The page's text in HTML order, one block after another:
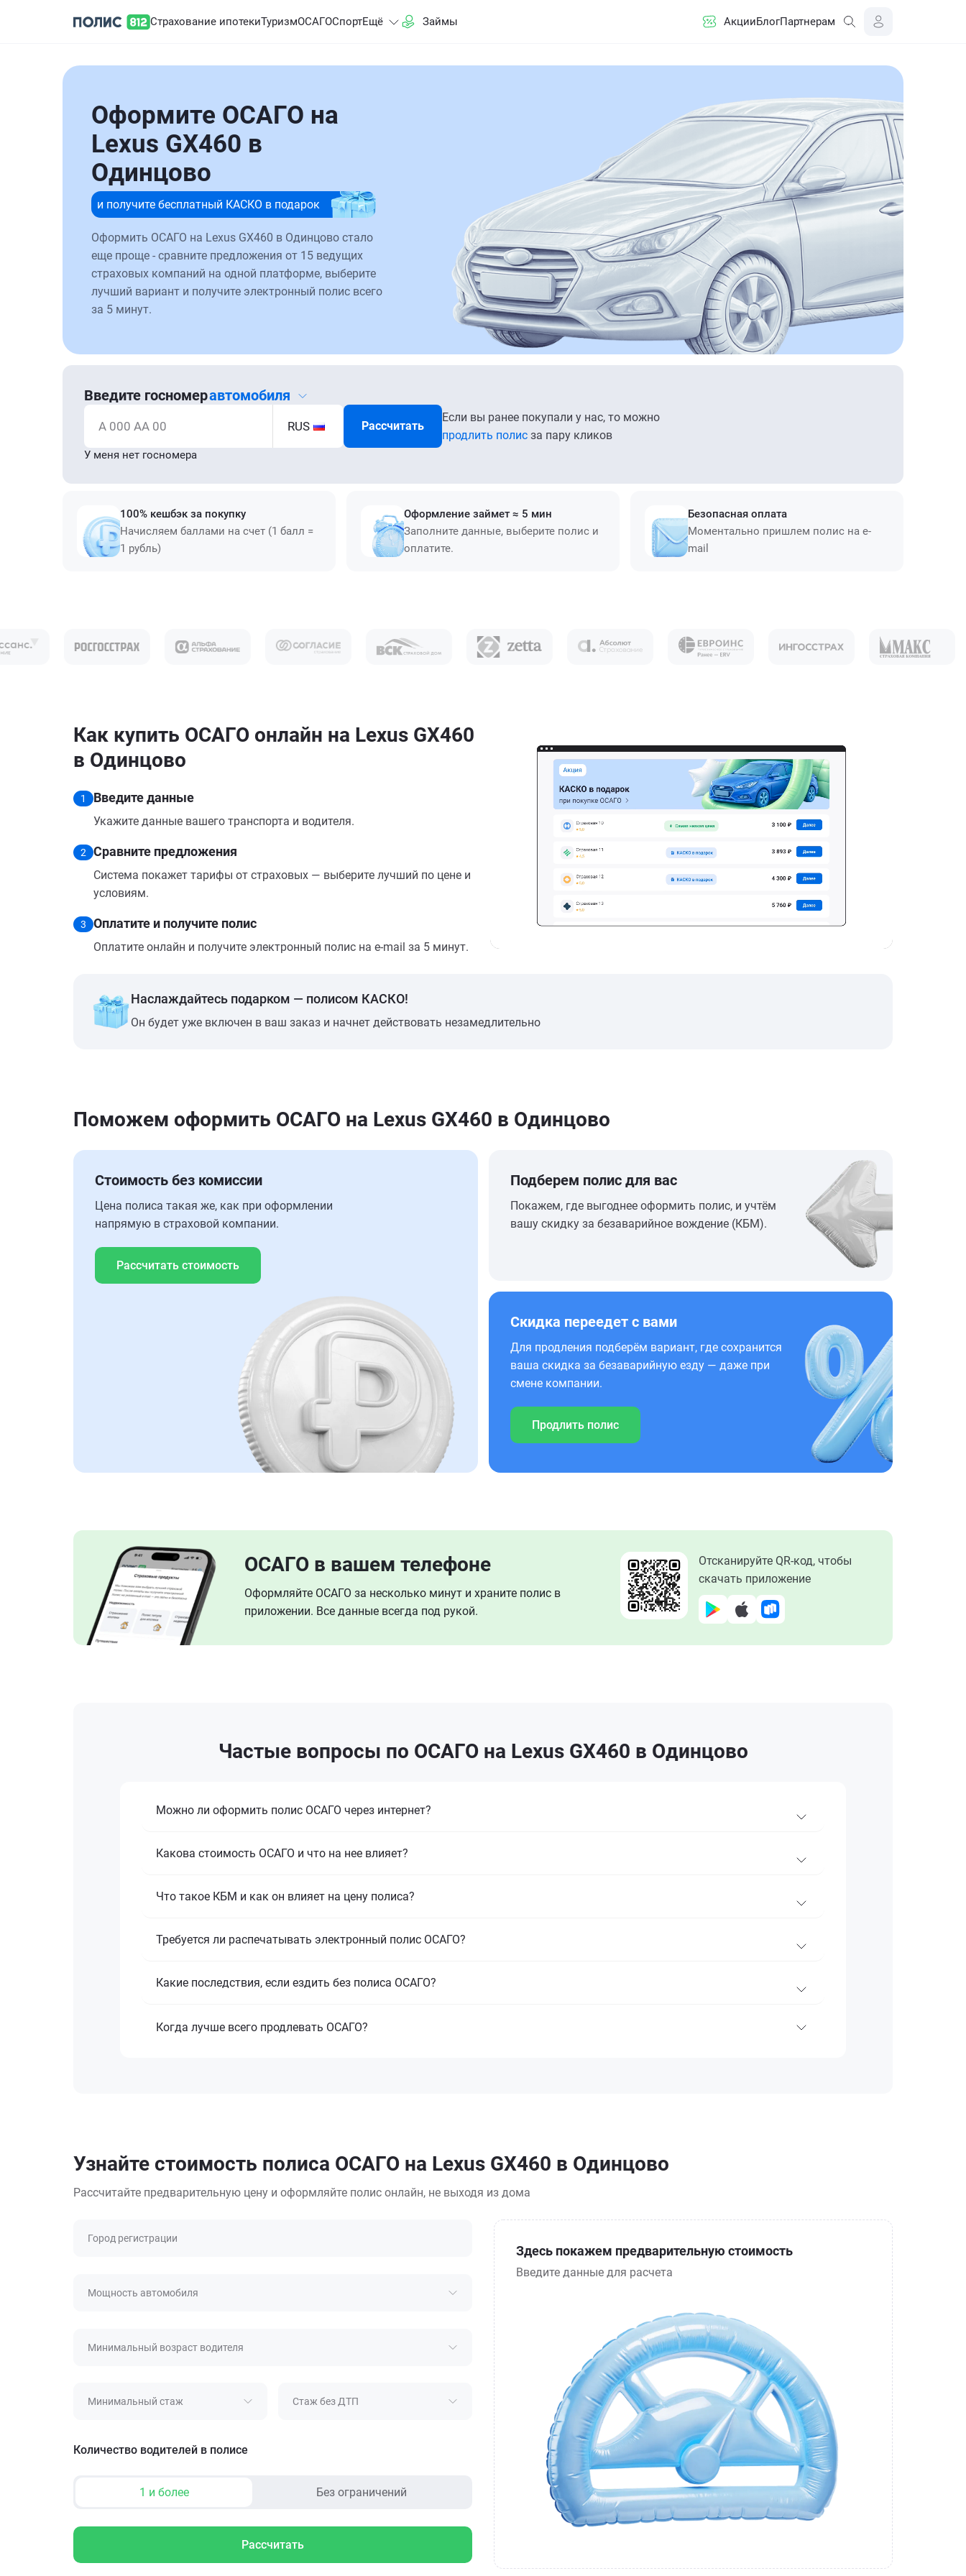
Страхование ипотекиТуризмОСАГОСпортЕщё Займы АкцииБлогПартнерам
Оформите ОСАГО на
Lexus GX460 в
Одинцово
и получите бесплатный КАСКО в подарок
Оформить ОСАГО на Lexus GX460 в Одинцово стало
еще проще - сравните предложения от 15 ведущих
страховых компаний на одной платформе, выберите
лучший вариант и получите электронный полис всего
за 5 минут.
Введите госномеравтомобиля
А 000 АА 00 RUS Рассчитать
Если вы ранее покупали у нас, то можно
продлить полис за пару кликов
У меня нет госномера
100% кешбэк за покупку
Начисляем баллами на счет (1 балл =
1 рубль)
Оформление займет ≈ 5 мин
Заполните данные, выберите полис и
оплатите.
Безопасная оплата
Моментально пришлем полис на e-
mail
Как купить ОСАГО онлайн на Lexus GX460
в Одинцово
1 Введите данные
Укажите данные вашего транспорта и водителя.
2 Сравните предложения
Система покажет тарифы от страховых — выберите лучший по цене и
условиям.
3 Оплатите и получите полис
Оплатите онлайн и получите электронный полис на e-mail за 5 минут.
Наслаждайтесь подарком — полисом КАСКО!
Он будет уже включен в ваш заказ и начнет действовать незамедлительно
Поможем оформить ОСАГО на Lexus GX460 в Одинцово
Стоимость без комиссии
Цена полиса такая же, как при оформлении
напрямую в страховой компании.
Рассчитать стоимость
Подберем полис для вас
Покажем, где выгоднее оформить полис, и учтём
вашу скидку за безаварийное вождение (КБМ).
Скидка переедет с вами
Для продления подберём вариант, где сохранится
ваша скидка за безаварийную езду — даже при
смене компании.
Продлить полис
ОСАГО в вашем телефоне
Оформляйте ОСАГО за несколько минут и храните полис в
приложении. Все данные всегда под рукой.
Отсканируйте QR-код, чтобы
скачать приложение
Частые вопросы по ОСАГО на Lexus GX460 в Одинцово
Можно ли оформить полис ОСАГО через интернет?
Какова стоимость ОСАГО и что на нее влияет?
Что такое КБМ и как он влияет на цену полиса?
Требуется ли распечатывать электронный полис ОСАГО?
Какие последствия, если ездить без полиса ОСАГО?
Когда лучше всего продлевать ОСАГО?
Узнайте стоимость полиса ОСАГО на Lexus GX460 в Одинцово
Рассчитайте предварительную цену и оформляйте полис онлайн, не выходя из дома
Город регистрации
Мощность автомобиля
Минимальный возраст водителя
Минимальный стаж Стаж без ДТП
Количество водителей в полисе
1 и более Без ограничений
Рассчитать
Здесь покажем предварительную стоимость
Введите данные для расчета